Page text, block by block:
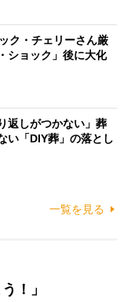
ク・チェリーさん厳
ショック」後に大化
返しがつかない」葬
い「DIY葬」の落とし
一覧を見る
！」